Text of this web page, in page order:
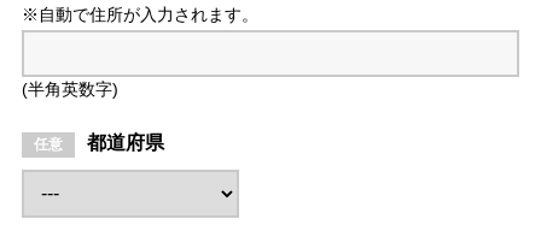
※自動で住所が入力されます。
(半角英数字)
都道府県